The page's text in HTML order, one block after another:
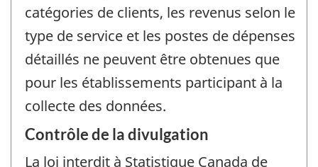
catégories de clients, les revenus selon le
type de service et les postes de dépenses
détaillés ne peuvent être obtenues que
pour les établissements participant à la
collecte des données.
Contrôle de la divulgation
La loi interdit à Statistique Canada de